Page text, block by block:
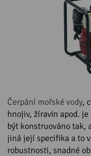
Čerpání mořské vody,
hnojiv, žíravin apod.
být konstruováno tak,
jiná její specifika a to
robustnosti, snadné